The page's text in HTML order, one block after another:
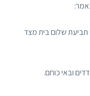
תביעת שלום בית מצד